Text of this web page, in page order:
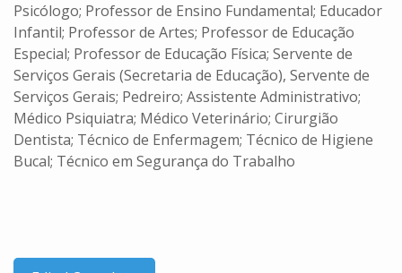
Psicólogo; Professor de Ensino Fundamental; Educador
Infantil; Professor de Artes; Professor de Educação
Especial; Professor de Educação Física; Servente de
Serviços Gerais (Secretaria de Educação), Servente de
Serviços Gerais; Pedreiro; Assistente Administrativo;
Médico Psiquiatra; Médico Veterinário; Cirurgião
Dentista; Técnico de Enfermagem; Técnico de Higiene
Bucal; Técnico em Segurança do Trabalho